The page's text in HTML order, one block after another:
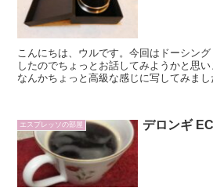
こんにちは、ウルです。今回はドーシン
したのでちょっとお話してみようかと思います。 こちら、
なんかちょっと高級な感じに写してみまし
エスプレッソの部屋 デロンギ